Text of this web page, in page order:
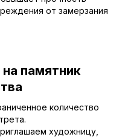
от замерзания
памятник
количество
художницу,